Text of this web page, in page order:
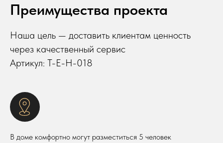
Преимущества проекта
Наша цель — доставить клиентам ценность
через качественный сервис
Артикул: T-E-H-018
В доме комфортно могут разместиться 5 человек